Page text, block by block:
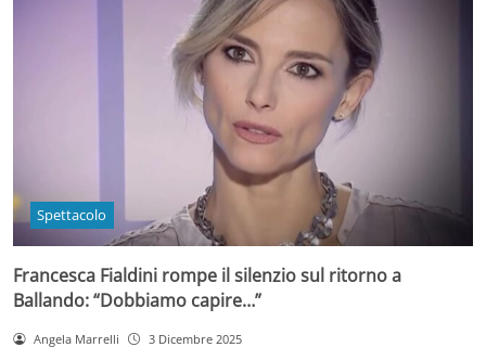
Spettacolo
Francesca Fialdini rompe il silenzio sul ritorno a
Ballando: “Dobbiamo capire…”
Angela Marrelli 3 Dicembre 2025